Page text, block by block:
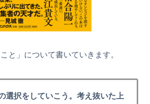
と」について書いていきます。
選択をしていこう。考え抜いた上